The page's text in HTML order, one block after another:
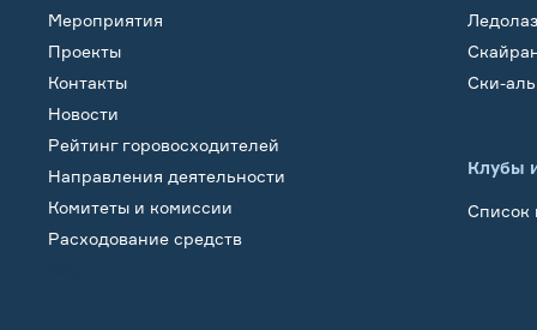
Мероприятия
Проекты
Контакты
Новости
Рейтинг горовосходителей
Направления деятельности
Комитеты и комиссии
Расходование средств
Ски-
Клубы
Список